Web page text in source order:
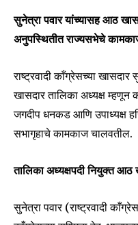
your privacy and won't
safe with us.
6,300
सुनेत्रा पवार यांच्यासह आठ
अनुपस्थितीत राज्यसभेचे
राष्ट्रवादी काँग्रेसच्या
खासदार तालिका अध्यक्ष म्हणून
जगदीप धनकड आणि उपाध्यक्ष
सभागृहाचे कामकाज चालवतील.
तालिका अध्यक्षपदी नियुक्त आठ
सुनेत्रा पवार (राष्ट्रवादी